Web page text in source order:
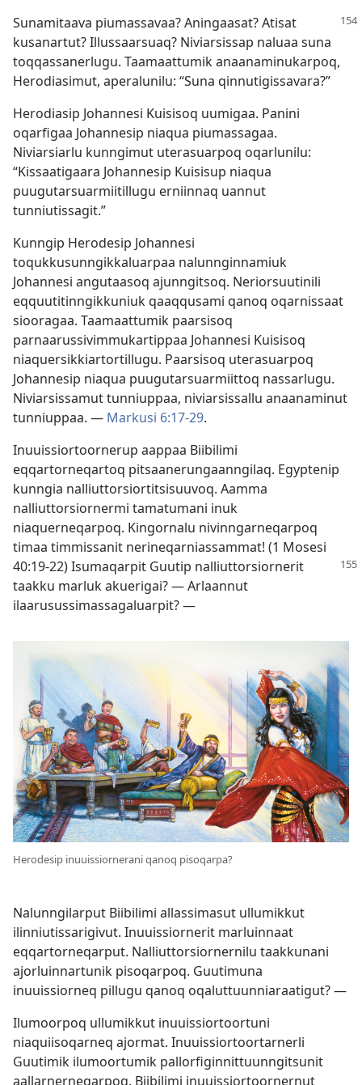
Sunamitaava piumassavaa? Aningaasat? Atisat
kusanartut? Illussaarsuaq? Niviarsissap naluaa suna
toqqassanerlugu. Taamaattumik anaanaminukarpoq,
Herodiasimut, aperalunilu: “Suna qinnutigissavara?”
Herodiasip Johannesi Kuisisoq uumigaa. Panini
oqarfigaa Johannesip niaqua piumassagaa.
Niviarsiarlu kunngimut uterasuarpoq oqarlunilu:
“Kissaatigaara Johannesip Kuisisup niaqua
puugutarsuarmiitillugu erniinnaq uannut
tunniutissagit.”
Kunngip Herodesip Johannesi
toqukkusunngikkaluarpaa nalunnginnamiuk
Johannesi angutaasoq ajunngitsoq. Neriorsuutinili
eqquutitinngikkuniuk qaaqqusami qanoq oqarnissaat
siooragaa. Taamaattumik paarsisoq
parnaarussivimmukartippaa Johannesi Kuisisoq
niaquersikkiartortillugu. Paarsisoq uterasuarpoq
Johannesip niaqua puugutarsuarmiittoq nassarlugu.
Niviarsissamut tunniuppaa, niviarsissallu anaanaminut
tunniuppaa. — Markusi 6:17-29.
Inuuissiortoornerup aappaa Biibilimi
eqqartorneqartoq pitsaanerungaanngilaq. Egyptenip
kunngia nalliuttorsiortitsisuuvoq. Aamma
nalliuttorsiornermi tamatumani inuk
niaquerneqarpoq. Kingornalu nivinngarneqarpoq
timaa timmissanit nerineqarniassammat! (1 Mosesi
40:19-22) Isumaqarpit Guutip nalliuttorsiornerit
taakku marluk akuerigai? — Arlaannut
ilaarusussimassagaluarpit? —
Herodesip inuuissiornerani qanoq pisoqarpa?
Nalunngilarput Biibilimi allassimasut ullumikkut
ilinniutissarigivut. Inuuissiornerit marluinnaat
eqqartorneqarput. Nalliuttorsiornernilu taakkunani
ajorluinnartunik pisoqarpoq. Guutimuna
inuuissiorneq pillugu qanoq oqaluttuunniaraatigut? —
Ilumoorpoq ullumikkut inuuissiortoortuni
niaquiisoqarneq ajormat. Inuuissiortoortarnerli
Guutimik ilumoortumik pallorfiginnittuunngitsunit
aallarnerneqarpoq. Biibilimi inuuissiortoornernut